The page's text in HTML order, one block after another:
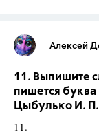
Алексей
11. Выпишите
пишется буква
Цыбулько И. П.
11.